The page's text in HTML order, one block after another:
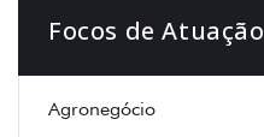
Focos de Atuação
Agronegócio